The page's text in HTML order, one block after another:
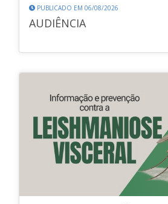
PUBLICADO EM 06/08/2026
AUDIÊNCIA